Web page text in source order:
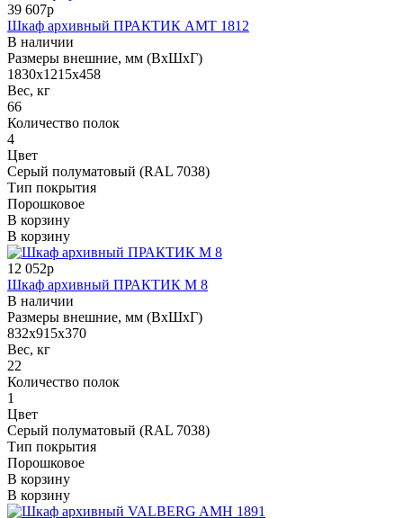
39 607р
Шкаф архивный ПРАКТИК AMT 1812
В наличии
Размеры внешние, мм (ВхШхГ)
1830x1215x458
Вес, кг
66
Количество полок
4
Цвет
Серый полуматовый (RAL 7038)
Тип покрытия
Порошковое
В корзину
В корзину
12 052р
Шкаф архивный ПРАКТИК М 8
В наличии
Размеры внешние, мм (ВхШхГ)
832x915x370
Вес, кг
22
Количество полок
1
Цвет
Серый полуматовый (RAL 7038)
Тип покрытия
Порошковое
В корзину
В корзину